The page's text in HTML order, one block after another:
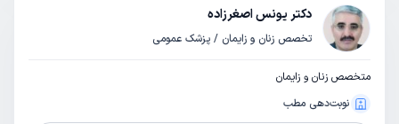
دکتر یونس اصغرزاده
تخصص زنان و زایمان / پزشک عمومی
متخصص زنان و زایمان
نوبت‌دهی مطب